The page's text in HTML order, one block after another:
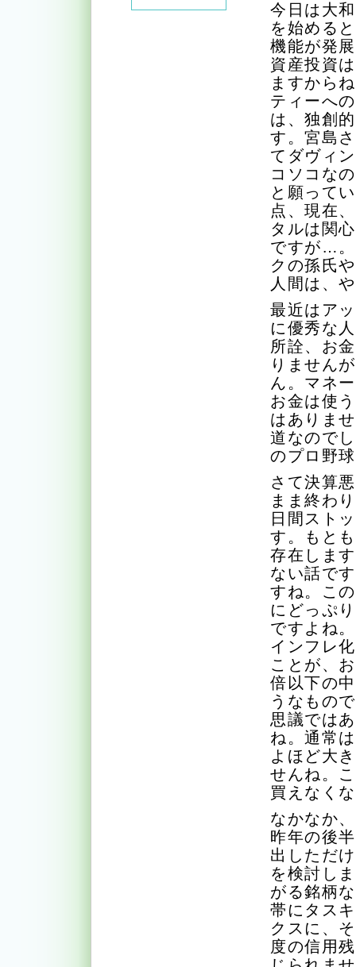
今日は大
を始める
機能が発
資産投資
ますから
ティーへ
は、独創
す。宮島
てダヴィ
コソコな
と願って
点、現在
タルは関
ですが…。
クの孫氏
人間は、
最近はア
に優秀な
所詮、お
りません
ん。マネ
お金は使
はありま
道なので
のプロ野
さて決算
まま終わ
日間スト
す。もと
存在しま
ない話で
すね。こ
にどっぷ
ですよね
インフレ
ことが、
倍以下の
うなもの
思議では
ね。通常
よほど大
せんね。
買えなく
なかなか
昨年の後
出しただ
を検討し
がる銘柄
帯にタス
クスに、
度の信用